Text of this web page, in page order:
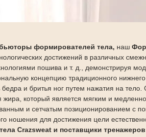
формирователей тела, наш
достижений в различных
пошива и т. д., демонстрируя
концепцию традиционного
бедра и бритья ног путем нажатия на
жира, который является мягким и
и сетчатым позиционированием с
ношения для достижения цели
Crazsweat и поставщики